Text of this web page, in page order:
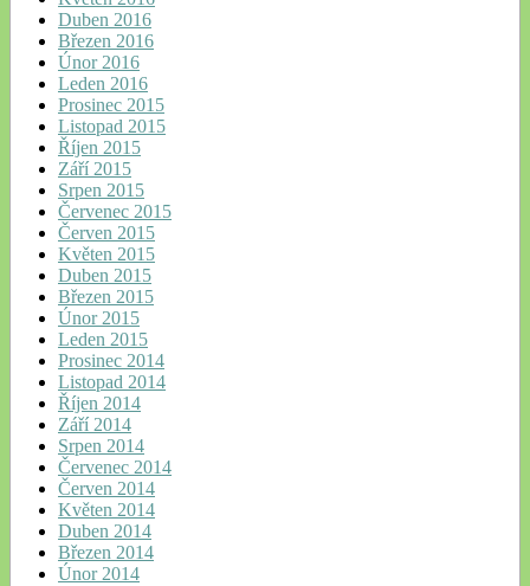
Duben 2016
Březen 2016
Únor 2016
Leden 2016
Prosinec 2015
Listopad 2015
Říjen 2015
Září 2015
Srpen 2015
Červenec 2015
Červen 2015
Květen 2015
Duben 2015
Březen 2015
Únor 2015
Leden 2015
Prosinec 2014
Listopad 2014
Říjen 2014
Září 2014
Srpen 2014
Červenec 2014
Červen 2014
Květen 2014
Duben 2014
Březen 2014
Únor 2014